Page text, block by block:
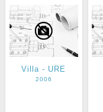
Villa - URE
2006